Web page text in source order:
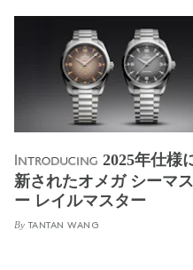
Introducing 2025年仕様
新されたオメガ シーマ
ー レイルマスター
By TANTAN WANG